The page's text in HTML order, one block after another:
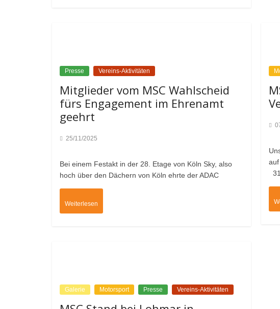
Presse Vereins-Aktivitäten
Mitglieder vom MSC Wahlscheid
fürs Engagement im Ehrenamt
geehrt
25/11/2025
Bei einem Festakt in der 28. Etage von Köln Sky, also
hoch über den Dächern von Köln ehrte der ADAC
Weiterlesen
Galerie Motorsport Presse Vereins-Aktivitäten